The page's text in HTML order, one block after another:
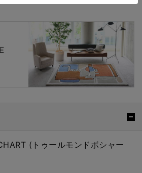
(トゥールモンドボシャー